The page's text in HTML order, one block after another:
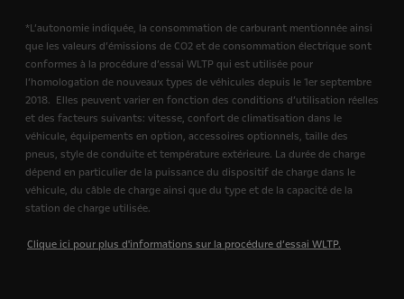
*L’autonomie indiquée, la consommation de carburant mentionnée ainsi
que les valeurs d’émissions de CO2 et de consommation électrique sont
conformes à la procédure d’essai WLTP qui est utilisée pour
l’homologation de nouveaux types de véhicules depuis le 1er septembre
2018. Elles peuvent varier en fonction des conditions d’utilisation réelles
et des facteurs suivants: vitesse, confort de climatisation dans le
véhicule, équipements en option, accessoires optionnels, taille des
pneus, style de conduite et température extérieure. La durée de charge
dépend en particulier de la puissance du dispositif de charge dans le
véhicule, du câble de charge ainsi que du type et de la capacité de la
station de charge utilisée.
Clique ici pour plus d'informations sur la procédure d’essai WLTP.